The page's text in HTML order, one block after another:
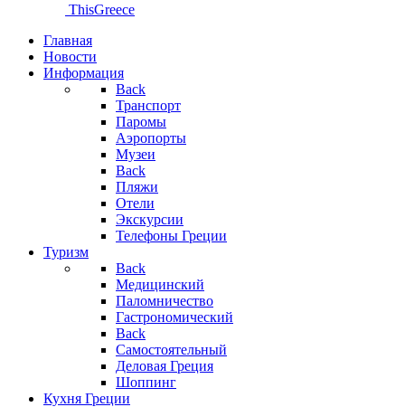
ThisGreece
Главная
Новости
Информация
Back
Транспорт
Паромы
Аэропорты
Музеи
Back
Пляжи
Отели
Экскурсии
Телефоны Греции
Туризм
Back
Медицинский
Паломничество
Гастрономический
Back
Самостоятельный
Деловая Греция
Шоппинг
Кухня Греции